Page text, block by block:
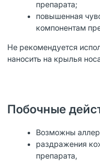
препарата;
повышенная
компонентам
Не рекомендуется
наносить на крылья
Побочные
Возможны
раздражения
препарата,